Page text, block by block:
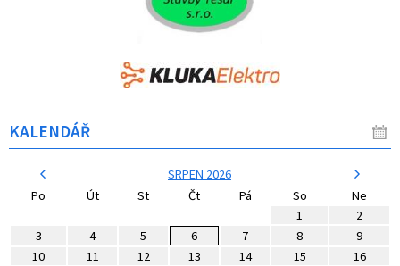
KALENDÁŘ
SRPEN 2026
Po
Út St Čt Pá So
Ne
1
2
3
4 5 6 7 8
9
10
11 12 13 14 15
16